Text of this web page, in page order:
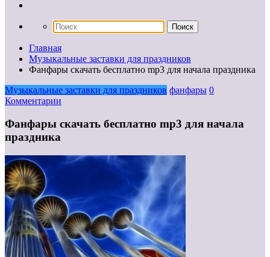
Главная
Музыкальные заставки для праздников
Фанфары скачать бесплатно mp3 для начала праздника
Музыкальные заставки для праздников фанфары 0
Комментарии
Фанфары скачать бесплатно mp3 для начала
праздника